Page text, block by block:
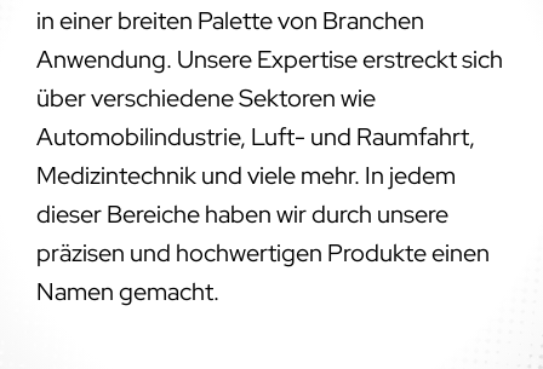
in einer breiten Palette von Branchen
Anwendung. Unsere Expertise erstreckt sich
über verschiedene Sektoren wie
Automobilindustrie, Luft- und Raumfahrt,
Medizintechnik und viele mehr. In jedem
dieser Bereiche haben wir durch unsere
präzisen und hochwertigen Produkte einen
Namen gemacht.